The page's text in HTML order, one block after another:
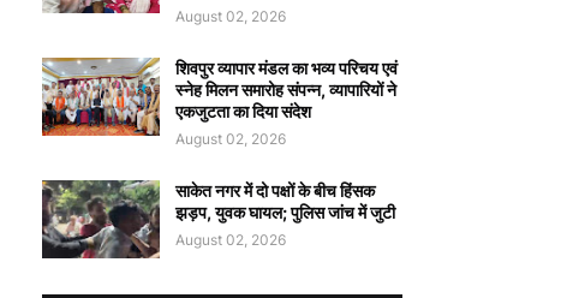
August 02, 2026
शिवपुर व्यापार मंडल का भव्य परिचय एवं
स्नेह मिलन समारोह संपन्न, व्यापारियों ने
एकजुटता का दिया संदेश
August 02, 2026
साकेत नगर में दो पक्षों के बीच हिंसक
झड़प, युवक घायल; पुलिस जांच में जुटी
August 02, 2026